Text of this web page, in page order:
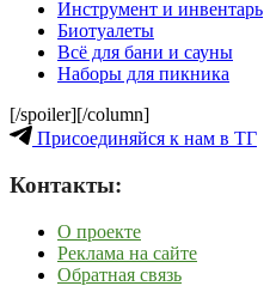
Инструмент и инвентарь
Биотуалеты
Всё для бани и сауны
Наборы для пикника
[/spoiler][/column]
Присоединяйся к нам в ТГ
Контакты:
О проекте
Реклама на сайте
Обратная связь